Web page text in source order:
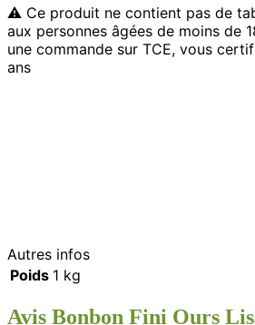
⚠ Ce produit ne contient pas de
aux personnes âgées de moins de
une commande sur TCE, vous
ans
Autres infos
Poids 1 kg
Avis Bonbon Fini Ours